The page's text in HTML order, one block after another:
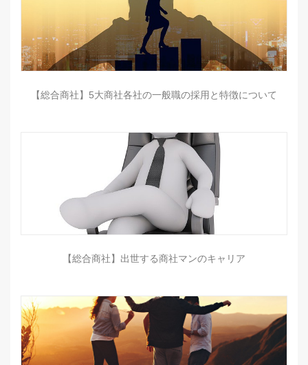
【総合商社】5大商社各社の一般職の採用と特徴について
【総合商社】出世する商社マンのキャリア